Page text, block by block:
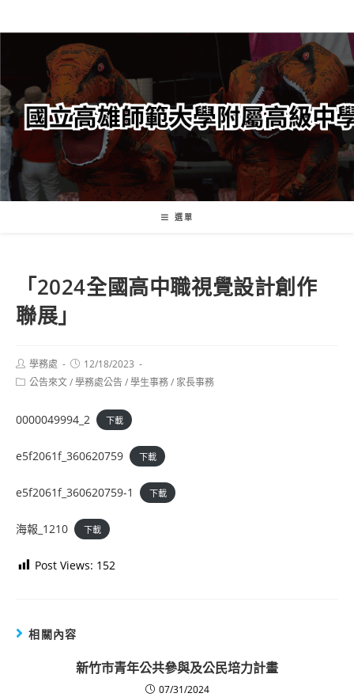
轉
要
內
容
選單
「2024全國高中職視覺設計創作
聯展」
Post
author:
學務處
Post
published:
12/18/2023
Post公告來文/學務處公告/學生事務/ 家長事務
0000049994_2 下載
e5f2061f_360620759 下載
e5f2061f_360620759-1 下載
海報_1210 下載
Post Views: 152
相關內容
新竹市青年公共參與及公民培力計畫
07/31/2024